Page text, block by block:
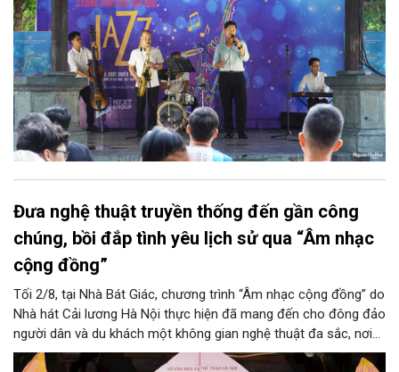
Đưa nghệ thuật truyền thống đến gần công
chúng, bồi đắp tình yêu lịch sử qua “Âm nhạc
cộng đồng”
Tối 2/8, tại Nhà Bát Giác, chương trình “Âm nhạc cộng đồng” do
Nhà hát Cải lương Hà Nội thực hiện đã mang đến cho đông đảo
người dân và du khách một không gian nghệ thuật đa sắc, nơi
những làn điệu cải lương, ca cổ, tân cổ và các tiết mục múa